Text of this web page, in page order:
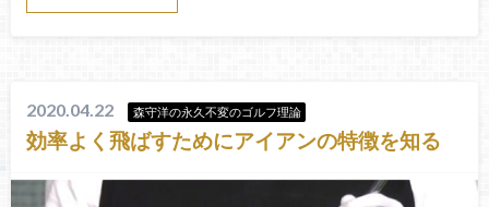
2020.04.22 森守洋の永久不変のゴルフ理論
効率よく飛ばすためにアイアンの特徴を知る